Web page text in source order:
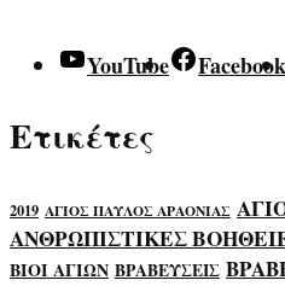
YouTube Facebook
Ετικέτες
2019 ΑΓΙΟΣ ΠΑΥΛΟΣ ΑΡΑΟΝΙΑΣ
ΑΝΘΡΩΠΙΣΤΙΚΕΣ
ΒΙΟΙ ΑΓΙΩΝ ΒΡΑΒΕΥΣΕΙΣ